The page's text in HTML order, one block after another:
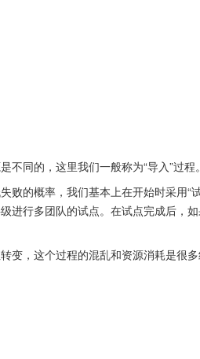
同的，这里我们一般称为“导入”过程。
的概率，我们基本上在开始时采用“
进行多团队的试点。在试点完成后，
变，这个过程的混乱和资源消耗是很